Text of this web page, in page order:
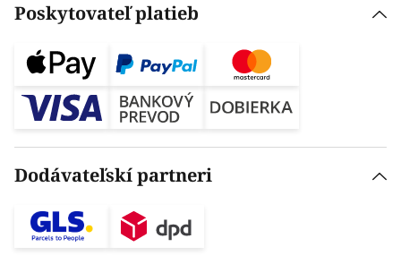
Poskytovateľ platieb
Dodávateľskí partneri